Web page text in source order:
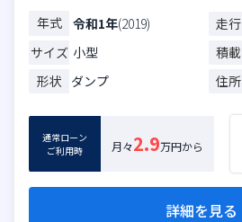
年式 令和1年(2019) 走行
サイズ 小型 積載
形状 ダンプ 住所
通常ローン
ご利用時
月々2.9万円から
詳細を見る